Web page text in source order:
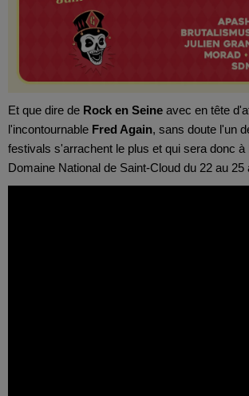
Et que dire de Rock en Seine avec en tête
l'incontournable Fred Again, sans doute l'un
festivals s'arrachent le plus et qui sera donc
Domaine National de Saint-Cloud du 22 au 25